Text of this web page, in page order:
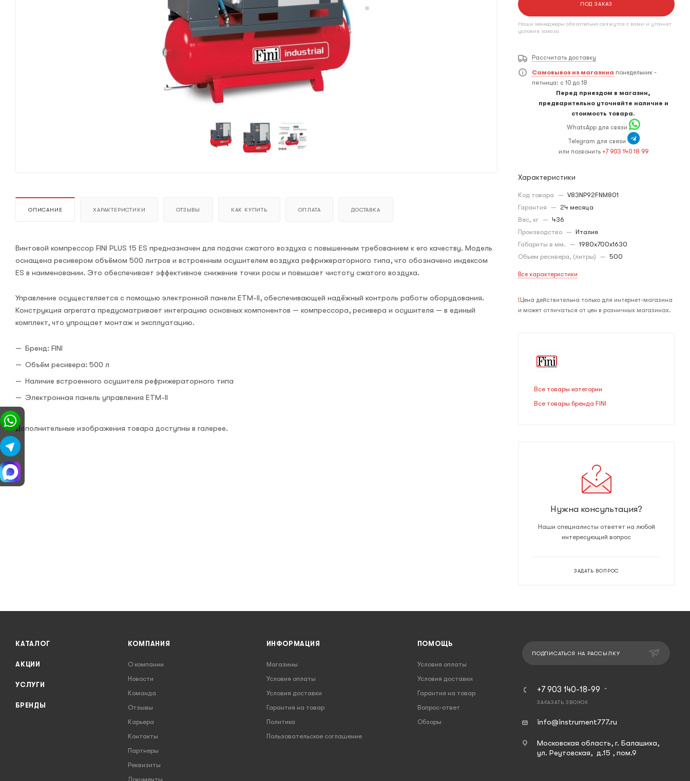
ОПИСАНИЕ ХАРАКТЕРИСТИКИ ОТЗЫВЫ КАК КУПИТЬ ОПЛАТА ДОСТАВКА
Винтовой компрессор FINI PLUS 15 ES предназначен для подачи сжатого воздуха с повышенным требованием к его качеству. Модель
оснащена ресивером объёмом 500 литров и встроенным осушителем воздуха рефрижераторного типа, что обозначено индексом
ES в наименовании. Это обеспечивает эффективное снижение точки росы и повышает чистоту сжатого воздуха.
Управление осуществляется с помощью электронной панели ETM-II, обеспечивающей надёжный контроль работы оборудования.
Конструкция агрегата предусматривает интеграцию основных компонентов — компрессора, ресивера и осушителя — в единый
комплект, что упрощает монтаж и эксплуатацию.
Бренд: FINI
Объём ресивера: 500 л
Наличие встроенного осушителя рефрижераторного типа
Электронная панель управления ETM-II
Дополнительные изображения товара доступны в галерее.
ПОД ЗАКАЗ
Наши менеджеры обязательно свяжутся с вами и уточнят
условия заказа
Рассчитать доставку
Самовывоз из магазина понедельник -
пятница: с 10 до 18
Перед приездом в магазин,
предварительно уточняйте наличие и
стоимость товара.
WhatsApp для связи
Telegram для связи
или позвонить +7 903 140 18 99
Характеристики
Код товара — V83NP92FNM801
Гарантия — 24 месяца
Вес, кг — 436
Производство — Италия
Габариты в мм. — 1980x700x1630
Объем ресивера, (литры) — 500
Все характеристики
! Цена действительна только для интернет-магазина
и может отличаться от цен в розничных магазинах.
Все товары категории
Все товары бренда FINI
Нужна консультация?
Наши специалисты ответят на любой
интересующий вопрос
ЗАДАТЬ ВОПРОС
КАТАЛОГ
АКЦИИ
УСЛУГИ
БРЕНДЫ
КОМПАНИЯ
О компании
Новости
Команда
Отзывы
Карьера
Контакты
Партнеры
Реквизиты
Документы
ИНФОРМАЦИЯ
Магазины
Условия оплаты
Условия доставки
Гарантия на товар
Политика
Пользовательское соглашение
ПОМОЩЬ
Условия оплаты
Условия доставки
Гарантия на товар
Вопрос-ответ
Обзоры
ПОДПИСАТЬСЯ НА РАССЫЛКУ
+7 903 140-18-99
ЗАКАЗАТЬ ЗВОНОК
info@instrument777.ru
Московская область, г. Балашиха,
ул. Реутовская, д.15 , пом.9